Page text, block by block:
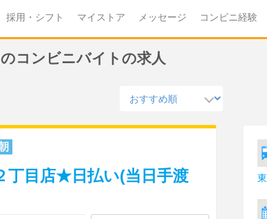
採用・シフト マイストア メッセージ コンビニ経験
コンビニバイトの求人
丁目店★日払い(当日手渡